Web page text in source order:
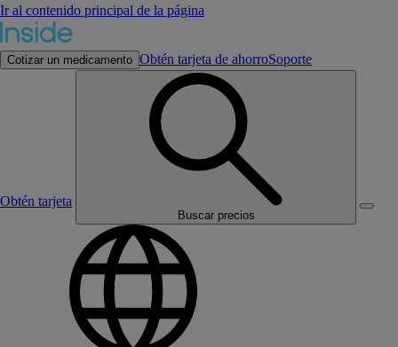
Ir al contenido principal de la página
Cotizar un medicamento Obtén tarjeta de ahorroSoporte
Obtén tarjeta
Buscar precios